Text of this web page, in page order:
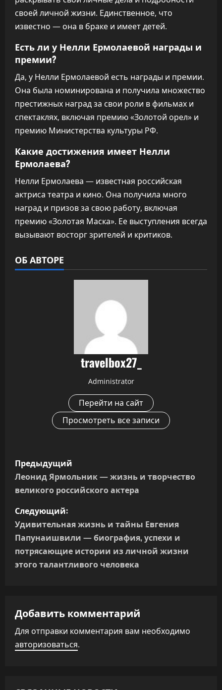
своей личной жизни. Единственное, что
известно — она в браке и имеет детей.
Есть ли у Нелли Ермолаевой награды и
премии?
Да, у Нелли Ермолаевой есть награды и премии.
Она была номинирована и получила множество
престижных наград за свои роли в фильмах и
спектаклях, включая премию «Золотой орел» и
премию Министерства культуры РФ.
Какие достижения имеет Нелли
Ермолаева?
Нелли Ермолаева — известная российская
актриса театра и кино. Она получила много
наград и призов за свою работу, включая
премию «Золотая Маска». Ее выступления всегда
вызывают восторг зрителей и критиков.
ОБ АВТОРЕ
travelbox27_
Administrator
Перейти на сайт
Просмотреть все записи
Н
а
в
и
г
а
и
я
п
Предыдущий
Леонид Ярмольник — жизнь и творчество
великого российского актера
Следующий:
Удивительная жизнь и тайны Евгения
Папунаишвили — биография, успехи и
потрясающие истории из личной жизни
этого талантливого человека
Добавить комментарий
Для отправки комментария вам необходимо
авторизоваться.